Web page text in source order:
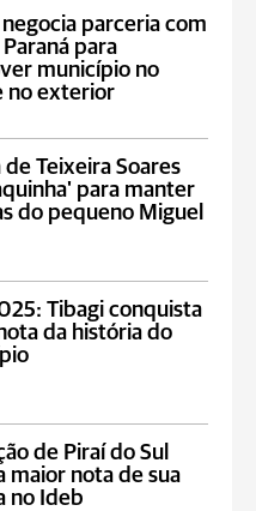
parceria com
para
município no
no exterior
de Teixeira Soares
para manter
do pequeno Miguel
Tibagi conquista
da história do
de Piraí do Sul
maior nota de sua
no Ideb